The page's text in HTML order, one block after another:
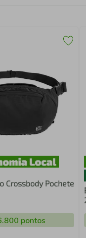
Crossbody Pochete
pontos